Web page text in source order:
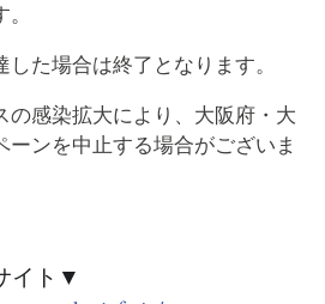
た場合は終了となります。
感染拡大により、大阪府・大
ーンを中止する場合がございま
イト▼